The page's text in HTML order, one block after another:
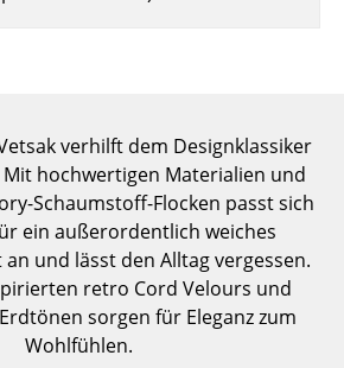
verhilft dem Designklassiker
Mit hochwertigen Materialien und
Schaumstoff-Flocken passt sich
ein außerordentlich weiches
und lässt den Alltag vergessen.
retro Cord Velours und
sorgen für Eleganz zum
Wohlfühlen.